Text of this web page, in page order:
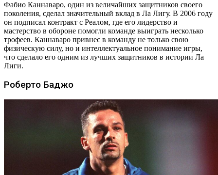
Фабио Каннаваро, один из величайших защитников своего
поколения, сделал значительный вклад в Ла Лигу. В 2006 году
он подписал контракт с Реалом, где его лидерство и
мастерство в обороне помогли команде выиграть несколько
трофеев. Каннаваро привнес в команду не только свою
физическую силу, но и интеллектуальное понимание игры,
что сделало его одним из лучших защитников в истории Ла
Лиги.
Роберто Баджо